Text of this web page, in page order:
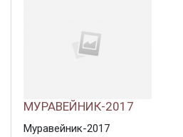
МУРАВЕЙНИК-2017
Муравейник-2017